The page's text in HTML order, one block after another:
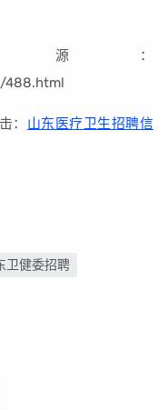
源：
488.html
： 山东医疗卫生招聘信
卫健委招聘